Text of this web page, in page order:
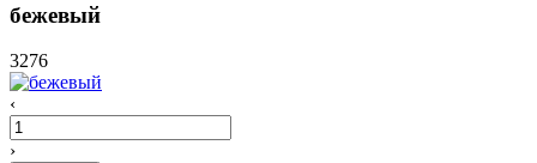
бежевый
3276
‹
›